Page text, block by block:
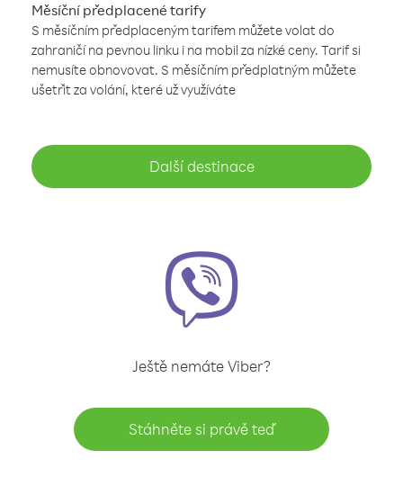
Měsíční předplacené tarify
S měsíčním předplaceným tarifem můžete volat do
zahraničí na pevnou linku i na mobil za nízké ceny. Tarif si
nemusíte obnovovat. S měsíčním předplatným můžete
ušetřit za volání, které už využíváte
Další destinace
Ještě nemáte Viber?
Stáhněte si právě teď